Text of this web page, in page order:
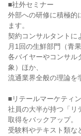
■社外セミナー
外部への研修に積極的
ます。
契約コンサルタントに
月1回の生鮮部門（青
各バイヤーやコンサル
象）ほか、
流通業界全般の理論を
■リテールマーケティ
社員の大半が持つ「リ
取得をバックアップ。
受験料やテキスト類な